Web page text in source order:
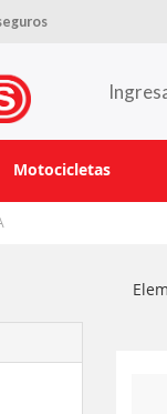
Motocicletas